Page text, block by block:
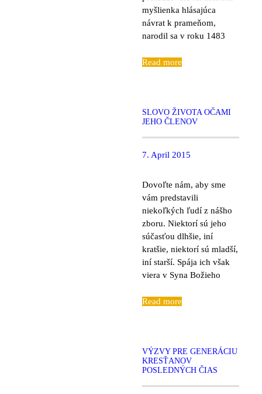
myšlienka hlásajúca
návrat k prameňom,
narodil sa v roku 1483
Read more
SLOVO ŽIVOTA OČAMI
JEHO ČLENOV
7. April 2015
Dovoľte nám, aby sme
vám predstavili
niekoľkých ľudí z nášho
zboru. Niektorí sú jeho
súčasťou dlhšie, iní
kratšie, niektorí sú mladší,
iní starší. Spája ich však
viera v Syna Božieho
Read more
VÝZVY PRE GENERÁCIU
KRESŤANOV
POSLEDNÝCH ČIAS